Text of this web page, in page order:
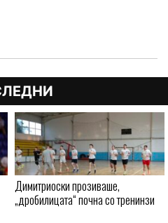
Димитриоски прозиваше,
„дробилицата“ почна со тренинзи